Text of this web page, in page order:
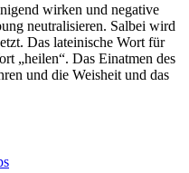
wirken und negative
neutralisieren. Salbei wird
Das lateinische Wort für
„heilen“. Das Einatmen des
und die Weisheit und das